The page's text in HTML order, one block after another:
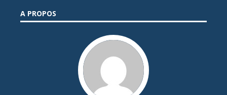
A PROPOS